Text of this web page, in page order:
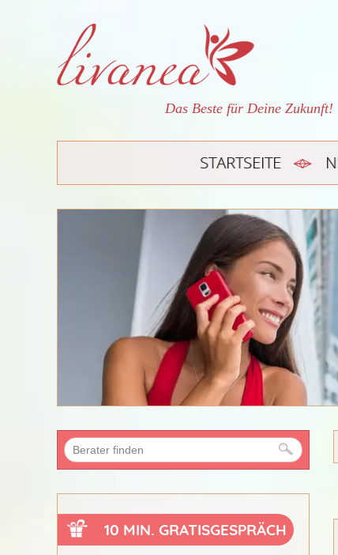
Das Beste für Deine Zukunft!
STARTSEITE
10 MIN. GRATISGESPRÄCH